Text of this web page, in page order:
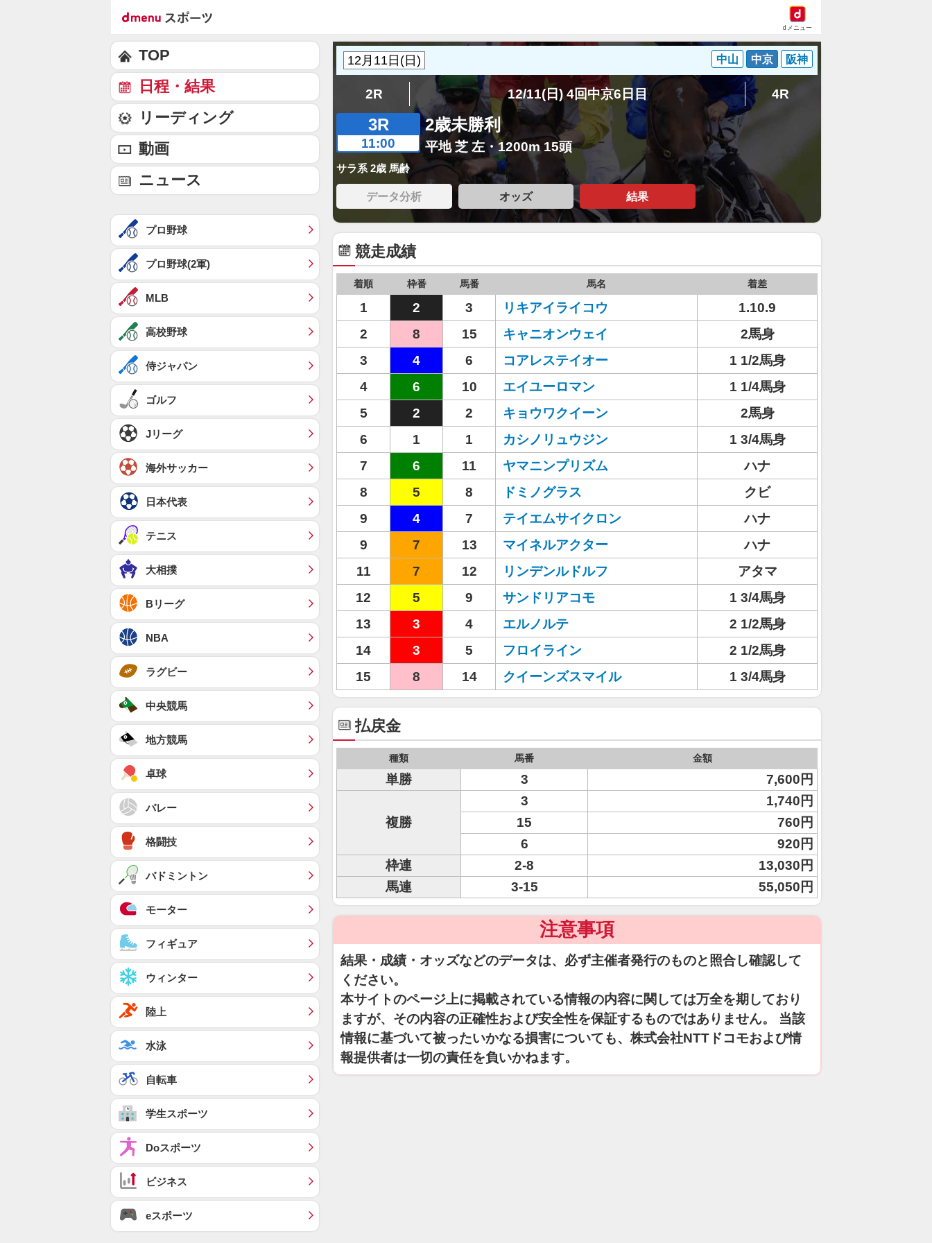
dメニュー
中山 中京 阪神
2R 12/11(日) 4回中京6日目 4R
3R
11:00
2歳未勝利
平地 芝 左・1200m 15頭
サラ系 2歳 馬齢
データ分析 オッズ 結果
競走成績
着順 枠番 馬番 馬名 着差
1 2 3 リキアイライコウ
1.10.9
2
8 15 キャニオンウェイ
2馬身
3
4 6 コアレステイオー
1 1/2馬身
4
6 10 エイユーロマン
1 1/4馬身
5
2 2 キョウワクイーン
2馬身
6
1 1 カシノリュウジン
1 3/4馬身
7
6 11 ヤマニンプリズム
ハナ
8
5 8 ドミノグラス
クビ
9
4 7 テイエムサイクロン
ハナ
9
7 13 マイネルアクター
ハナ
11
7 12 リンデンルドルフ
アタマ
12
5 9 サンドリアコモ
1 3/4馬身
13
3 4 エルノルテ
2 1/2馬身
14
3 5 フロイライン
2 1/2馬身
15
8 14 クイーンズスマイル 1 3/4馬身
払戻金
種類 馬番 金額
単勝 3 7,600円
複勝
3
1,740円
15
760円
6
920円
枠連
2-8
13,030円
馬連
3-15 55,050円
注意事項
結果・成績・オッズなどのデータは、必ず主催者発行のものと照合し確認して
ください。
本サイトのページ上に掲載されている情報の内容に関しては万全を期しており
ますが、その内容の正確性および安全性を保証するものではありません。 当該
情報に基づいて被ったいかなる損害についても、株式会社NTTドコモおよび情
報提供者は一切の責任を負いかねます。
TOP
日程・結果
リーディング
動画
ニュース
プロ野球
プロ野球(2軍)
MLB
高校野球
侍ジャパン
ゴルフ
Jリーグ
海外サッカー
日本代表
テニス
大相撲
Bリーグ
NBA
ラグビー
中央競馬
地方競馬
卓球
バレー
格闘技
バドミントン
モーター
フィギュア
ウィンター
陸上
水泳
自転車
学生スポーツ
Doスポーツ
ビジネス
eスポーツ